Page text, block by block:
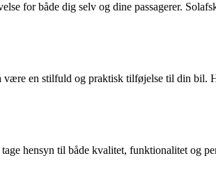
for både dig selv og dine passagerer.
være en stilfuld og praktisk tilføjelse til din
hensyn til både kvalitet, funktionalitet og